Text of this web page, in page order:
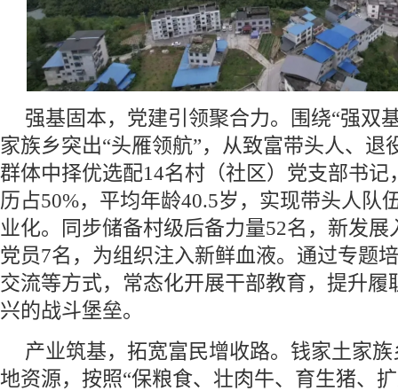
强基固本，党建引领聚合力。围绕“强双
家族乡突出“头雁领航”，从致富带头人、退
群体中择优选配14名村（社区）党支部书记
历占50%，平均年龄40.5岁，实现带头人队
业化。同步储备村级后备力量52名，新发展
党员7名，为组织注入新鲜血液。通过专题
交流等方式，常态化开展干部教育，提升履
兴的战斗堡垒。
产业筑基，拓宽富民增收路。钱家土家
地资源，按照“保粮食、壮肉牛、育生猪、